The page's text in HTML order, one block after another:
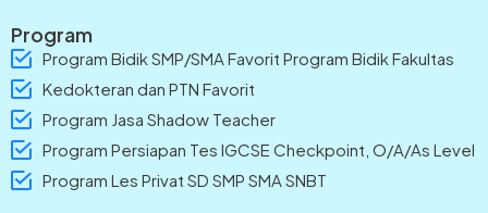
Program
Program Bidik SMP/SMA Favorit Program Bidik Fakultas
Kedokteran dan PTN Favorit
Program Jasa Shadow Teacher
Program Persiapan Tes IGCSE Checkpoint, O/A/As Level
Program Les Privat SD SMP SMA SNBT